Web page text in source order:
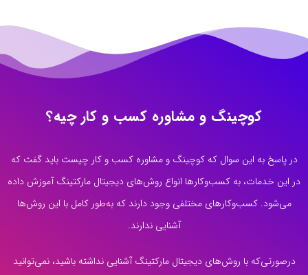
کوچینگ و مشاوره کسب و کار چیه؟
در پاسخ به این سوال که کوچینگ و مشاوره کسب و کار چیست باید گفت که
در این خدمات، به کسب‌وکارها انواع روش‌های دیجیتال مارکتینگ آموزش داده
می‌شود. کسب‌وکارهای مختلفی وجود دارند که به‌طور کامل با این روش‌ها
آشنایی ندارند.
درصورتی‌که با روش‌های دیجیتال مارکتینگ آشنایی نداشته باشید، نمی‌توانید